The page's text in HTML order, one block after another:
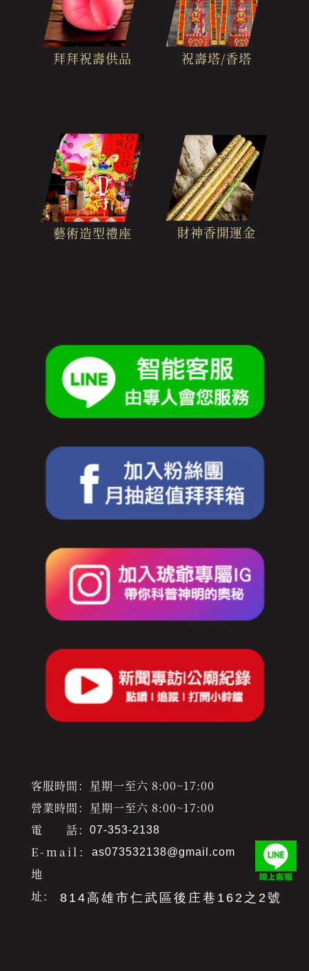
拜拜祝壽供品 祝壽塔/香塔
藝術造型禮座 財神香開運金
客服時間：星期一至六 8:00~17:00
營業時間：星期一至六 8:00~17:00
電 話：
07-353-2138
E-mail： as073532138@gmail.com
地
址：
814高雄市仁武區後庄巷162之2號